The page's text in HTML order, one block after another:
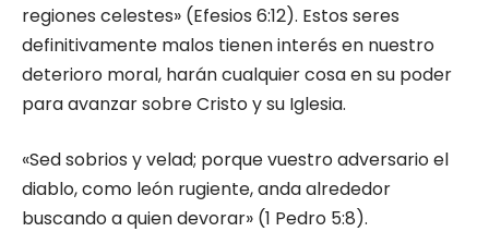
regiones celestes» (Efesios 6:12). Estos seres
definitivamente malos tienen interés en nuestro
deterioro moral, harán cualquier cosa en su poder
para avanzar sobre Cristo y su Iglesia.
«Sed sobrios y velad; porque vuestro adversario el
diablo, como león rugiente, anda alrededor
buscando a quien devorar» (1 Pedro 5:8).